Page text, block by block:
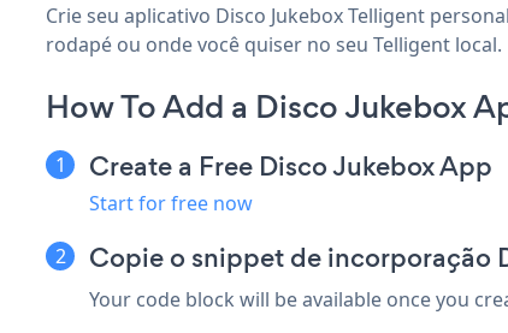
Crie seu aplicativo Disco Jukebox Telligent
rodapé ou onde você quiser no seu Telligent local.
How To Add a Disco Jukebox
Create a Free Disco Jukebox App
Start for free now
Copie o snippet de incorporação
Your code block will be available once you